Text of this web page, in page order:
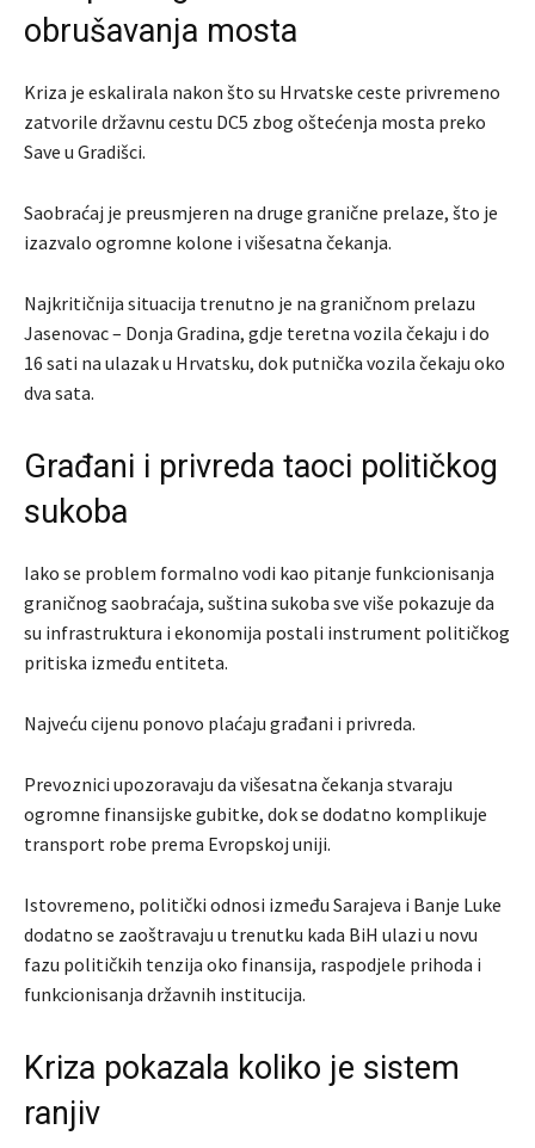
obrušavanja mosta
Kriza je eskalirala nakon što su Hrvatske ceste privremeno
zatvorile državnu cestu DC5 zbog oštećenja mosta preko
Save u Gradišci.
Saobraćaj je preusmjeren na druge granične prelaze, što je
izazvalo ogromne kolone i višesatna čekanja.
Najkritičnija situacija trenutno je na graničnom prelazu
Jasenovac – Donja Gradina, gdje teretna vozila čekaju i do
16 sati na ulazak u Hrvatsku, dok putnička vozila čekaju oko
dva sata.
Građani i privreda taoci političkog
sukoba
Iako se problem formalno vodi kao pitanje funkcionisanja
graničnog saobraćaja, suština sukoba sve više pokazuje da
su infrastruktura i ekonomija postali instrument političkog
pritiska između entiteta.
Najveću cijenu ponovo plaćaju građani i privreda.
Prevoznici upozoravaju da višesatna čekanja stvaraju
ogromne finansijske gubitke, dok se dodatno komplikuje
transport robe prema Evropskoj uniji.
Istovremeno, politički odnosi između Sarajeva i Banje Luke
dodatno se zaoštravaju u trenutku kada BiH ulazi u novu
fazu političkih tenzija oko finansija, raspodjele prihoda i
funkcionisanja državnih institucija.
Kriza pokazala koliko je sistem
ranjiv